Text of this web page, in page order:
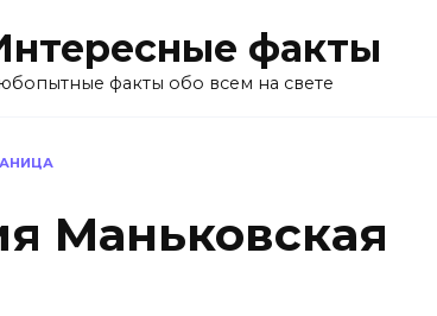
факты
факты обо всем на свете
Маньковская